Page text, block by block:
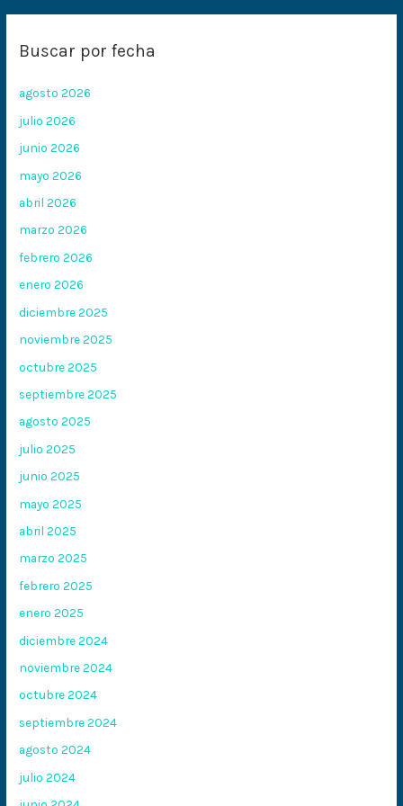
Buscar por fecha
agosto 2026
julio 2026
junio 2026
mayo 2026
abril 2026
marzo 2026
febrero 2026
enero 2026
diciembre 2025
noviembre 2025
octubre 2025
septiembre 2025
agosto 2025
julio 2025
junio 2025
mayo 2025
abril 2025
marzo 2025
febrero 2025
enero 2025
diciembre 2024
noviembre 2024
octubre 2024
septiembre 2024
agosto 2024
julio 2024